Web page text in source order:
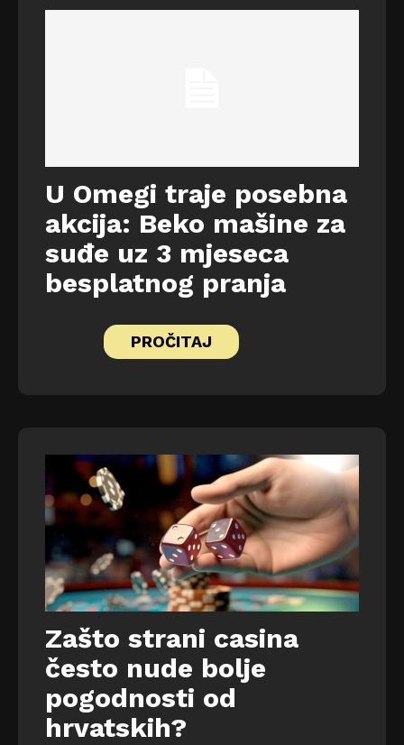
U Omegi traje posebna
akcija: Beko mašine za
suđe uz 3 mjeseca
besplatnog pranja
PROČITAJ
Zašto strani casina
često nude bolje
pogodnosti od
hrvatskih?